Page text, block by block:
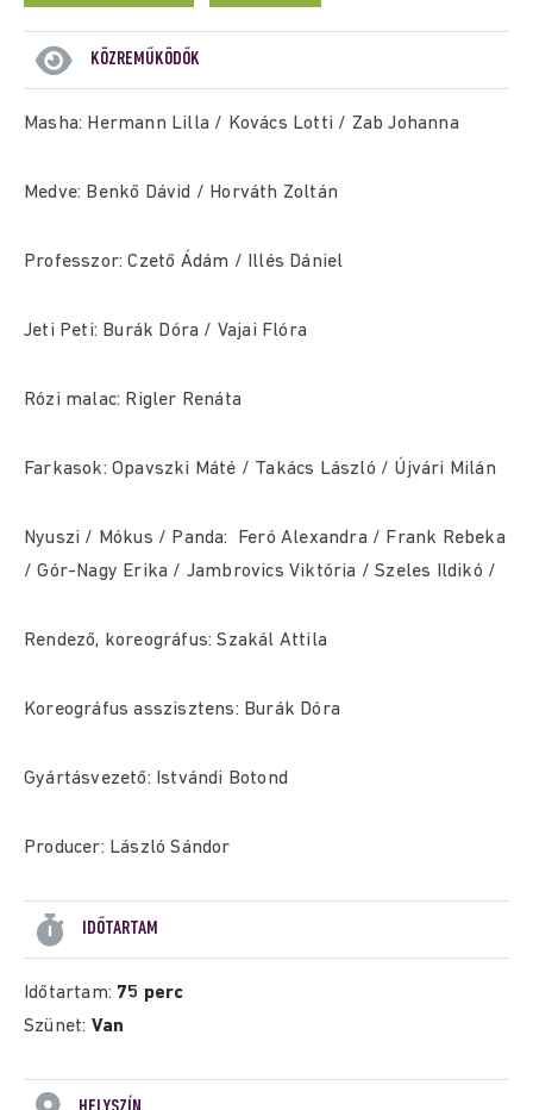
KÖZREMŰKÖDŐK
Masha: Hermann Lilla / Kovács Lotti / Zab Johanna
Medve: Benkő Dávid / Horváth Zoltán
Professzor: Czető Ádám / Illés Dániel
Jeti Peti: Burák Dóra / Vajai Flóra
Rózi malac: Rigler Renáta
Farkasok: Opavszki Máté / Takács László / Újvári Milán
Nyuszi / Mókus / Panda: Feró Alexandra / Frank Rebeka
/ Gór-Nagy Erika / Jambrovics Viktória / Szeles Ildikó /
Rendező, koreográfus: Szakál Attila
Koreográfus asszisztens: Burák Dóra
Gyártásvezető: Istvándi Botond
Producer: László Sándor
IDŐTARTAM
Időtartam: 75 perc
Szünet: Van